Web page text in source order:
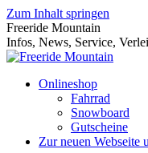
Zum Inhalt springen
Freeride Mountain
Infos, News, Service,
Onlineshop
Fahrrad
Snowboard
Gutscheine
Zur neuen Webseite